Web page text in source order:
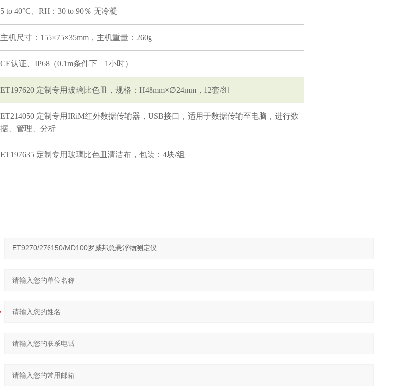
5 to 40°C 、RH：30 to 90％ 无冷凝
主机尺寸 ：155×75×35mm， 主机重量 ：260g
CE认证 、IP68（0.1m条件下 ，1小时）
ET197620 定制专用玻璃比色皿， 规格：H48mm×∅24mm ，12套/组
ET214050 定制专用IRiM红外数据传输器，USB接口，适用于数据传输至电脑，进行数
据、管理、分析
ET197635 定制专用玻璃比色皿清洁布，包装 ：4块/组